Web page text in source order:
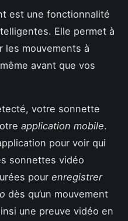
est une fonctionnalité
Elle permet à
mouvements à
avant que vos
votre sonnette
application mobile.
pour voir qui
sonnettes vidéo
pour enregistrer
dès qu’un mouvement
une preuve vidéo en